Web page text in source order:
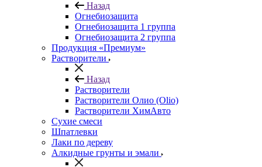
Назад
Огнебиозащита
Огнебиозащита 1 группа
Огнебиозащита 2 группа
Продукция «Премиум»
Растворители
Назад
Растворители
Растворители Олио (Olio)
Растворители ХимАвто
Сухие смеси
Шпатлевки
Лаки по дереву
Алкидные грунты и эмали